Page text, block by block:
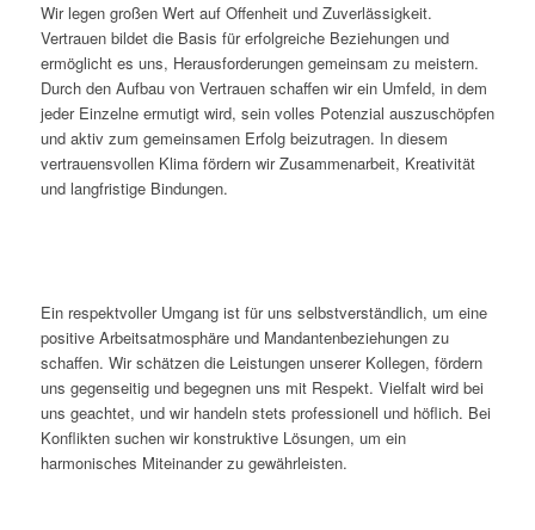
Wir legen großen Wert auf Offenheit und Zuverlässigkeit.
Vertrauen bildet die Basis für erfolgreiche Beziehungen und
ermöglicht es uns, Herausforderungen gemeinsam zu meistern.
Durch den Aufbau von Vertrauen schaffen wir ein Umfeld, in dem
jeder Einzelne ermutigt wird, sein volles Potenzial auszuschöpfen
und aktiv zum gemeinsamen Erfolg beizutragen. In diesem
vertrauensvollen Klima fördern wir Zusammenarbeit, Kreativität
und langfristige Bindungen.
Ein respektvoller Umgang ist für uns selbstverständlich, um eine
positive Arbeitsatmosphäre und Mandantenbeziehungen zu
schaffen. Wir schätzen die Leistungen unserer Kollegen, fördern
uns gegenseitig und begegnen uns mit Respekt. Vielfalt wird bei
uns geachtet, und wir handeln stets professionell und höflich. Bei
Konflikten suchen wir konstruktive Lösungen, um ein
harmonisches Miteinander zu gewährleisten.